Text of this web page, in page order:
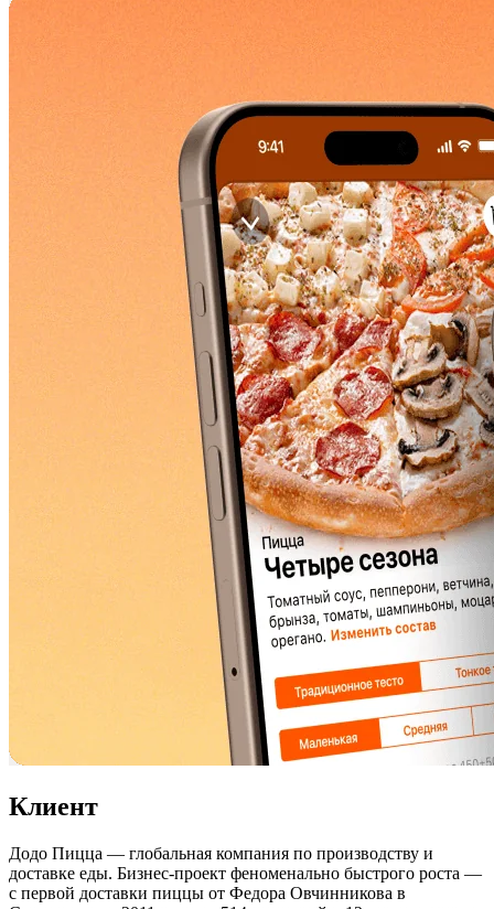
Клиент
Додо Пицца — глобальная компания по производству и
доставке еды. Бизнес-проект феноменально быстрого роста —
с первой доставки пиццы от Федора Овчинникова в